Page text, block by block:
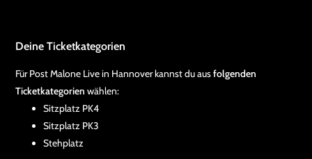
Deine Ticketkategorien
Für Post Malone Live in Hannover kannst du ausfolgenden
Ticketkategorien wählen:
Sitzplatz PK4
Sitzplatz PK3
Stehplatz